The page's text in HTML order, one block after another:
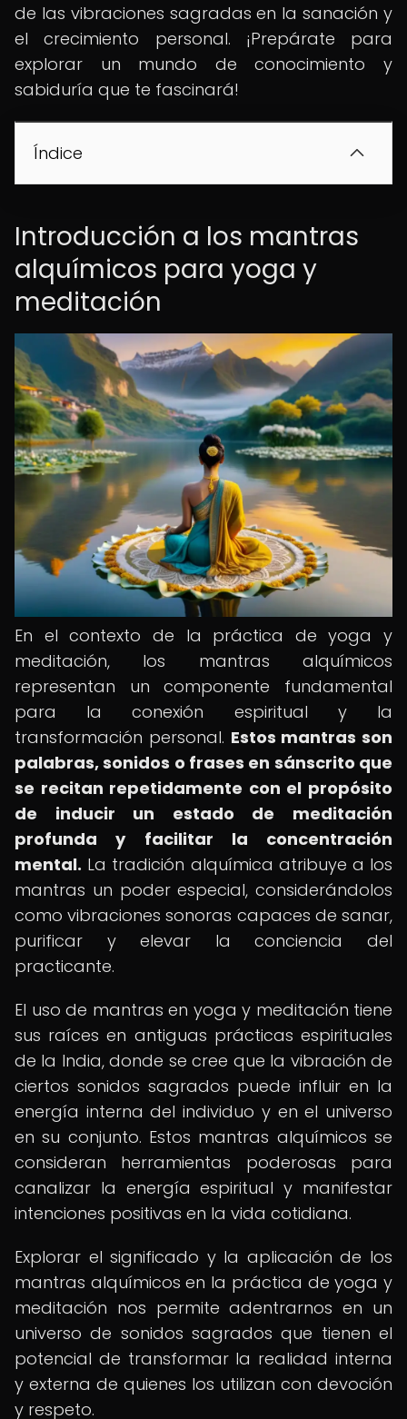
de las vibraciones sagradas en la sanación y
el crecimiento personal. ¡Prepárate para
explorar un mundo de conocimiento y
sabiduría que te fascinará!
Índice
Introducción a los mantras
alquímicos para yoga y
meditación
En el contexto de la práctica de yoga y
meditación, los mantras alquímicos
representan un componente fundamental
para la conexión espiritual y la
transformación personal. Estos mantras son
palabras, sonidos o frases en sánscrito que
se recitan repetidamente con el propósito
de inducir un estado de meditación
profunda y facilitar la concentración
mental. La tradición alquímica atribuye a los
mantras un poder especial, considerándolos
como vibraciones sonoras capaces de sanar,
purificar y elevar la conciencia del
practicante.
El uso de mantras en yoga y meditación tiene
sus raíces en antiguas prácticas espirituales
de la India, donde se cree que la vibración de
ciertos sonidos sagrados puede influir en la
energía interna del individuo y en el universo
en su conjunto. Estos mantras alquímicos se
consideran herramientas poderosas para
canalizar la energía espiritual y manifestar
intenciones positivas en la vida cotidiana.
Explorar el significado y la aplicación de los
mantras alquímicos en la práctica de yoga y
meditación nos permite adentrarnos en un
universo de sonidos sagrados que tienen el
potencial de transformar la realidad interna
y externa de quienes los utilizan con devoción
y respeto.